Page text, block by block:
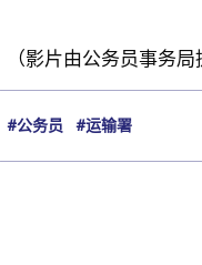
（影片由公务员事务
#公务员 #运输署